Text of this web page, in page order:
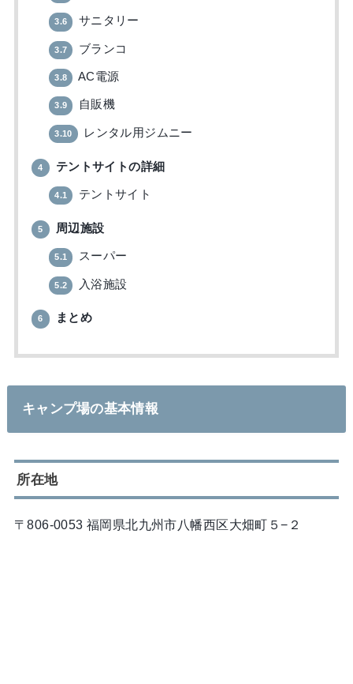
3.6 サニタリー
3.7 ブランコ
3.8 AC電源
3.9 自販機
3.10 レンタル用ジムニー
4 テントサイトの詳細
4.1 テントサイト
5 周辺施設
5.1 スーパー
5.2 入浴施設
6 まとめ
キャンプ場の基本情報
所在地
〒806-0053 福岡県北九州市八幡西区大畑町５−２